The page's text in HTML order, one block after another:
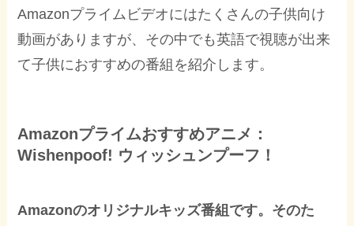
Amazonプライムビデオにはたくさんの子供向け
動画がありますが、その中でも英語で視聴が出来
て子供におすすめの番組を紹介します。
Amazonプライムおすすめアニメ：
Wishenpoof! ウィッシュンプーフ！
Amazonのオリジナルキッズ番組です。そのた